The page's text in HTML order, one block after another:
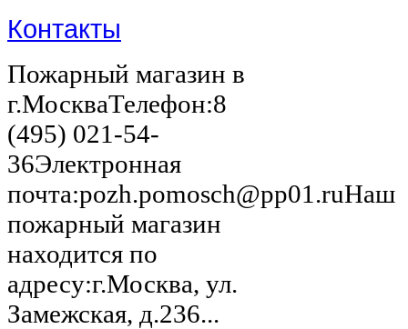
Контакты
Пожарный магазин в
г.МоскваТелефон:8
(495) 021-54-
36Электронная
почта:pozh.pomosch@pp01.ruНаш
пожарный магазин
находится по
адресу:г.Москва, ул.
Замежская, д.236...